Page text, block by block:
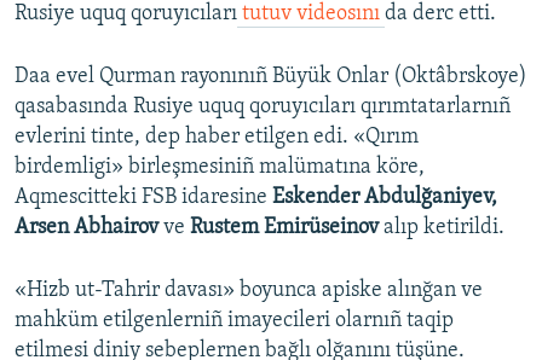
Rusiye uquq qoruyıcıları tutuv videosını da derc etti.
Daa evel Qurman rayonınıñ Büyük Onlar (Oktâbrskoye)
qasabasında Rusiye uquq qoruyıcıları qırımtatarlarnıñ
evlerini tinte, dep haber etilgen edi. «Qırım
birdemligi» birleşmesiniñ malümatına köre,
Aqmescitteki FSB idaresine Eskender Abdulğaniyev,
Arsen Abhairovve Rustem Emirüseinovalıp ketirildi.
«Hizb ut-Tahrir davası» boyunca apiske alınğan ve
mahküm etilgenlerniñ imayecileri olarnıñ taqip
etilmesi diniy sebeplernen bağlı olğanını tüşüne.